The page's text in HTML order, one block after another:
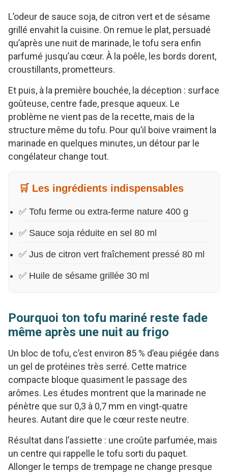
L’odeur de sauce soja, de citron vert et de sésame
grillé envahit la cuisine. On remue le plat, persuadé
qu’après une nuit de marinade, le tofu sera enfin
parfumé jusqu’au cœur. À la poêle, les bords dorent,
croustillants, prometteurs.
Et puis, à la première bouchée, la déception : surface
goûteuse, centre fade, presque aqueux. Le
problème ne vient pas de la recette, mais de la
structure même du tofu. Pour qu’il boive vraiment la
marinade en quelques minutes, un détour par le
congélateur change tout.
🛒 Les ingrédients indispensables
✅ Tofu ferme ou extra-ferme nature 400 g
✅ Sauce soja réduite en sel 80 ml
✅ Jus de citron vert fraîchement pressé 80 ml
✅ Huile de sésame grillée 30 ml
Pourquoi ton tofu mariné reste fade
même après une nuit au frigo
Un bloc de tofu, c’est environ 85 % d’eau piégée dans
un gel de protéines très serré. Cette matrice
compacte bloque quasiment le passage des
arômes. Les études montrent que la marinade ne
pénètre que sur 0,3 à 0,7 mm en vingt-quatre
heures. Autant dire que le cœur reste neutre.
Résultat dans l’assiette : une croûte parfumée, mais
un centre qui rappelle le tofu sorti du paquet.
Allonger le temps de trempage ne change presque